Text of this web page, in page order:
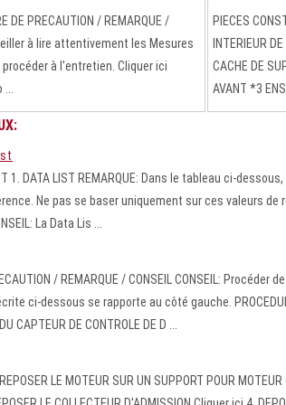
DE PRECAUTION / REMARQUE /
à lire attentivement les Mesures
à l'entretien. Cliquer ici
PIECES
INTERIEUR
CACHE DE
AVANT *3
1. DATA LIST REMARQUE: Dans le tableau ci-
Ne pas se baser uniquement sur ces valeurs
La Data Lis ...
/ REMARQUE / CONSEIL CONSEIL:
ci-dessous se rapporte au côté gauche.
CAPTEUR DE CONTROLE DE D ...
LE MOTEUR SUR UN SUPPORT POUR